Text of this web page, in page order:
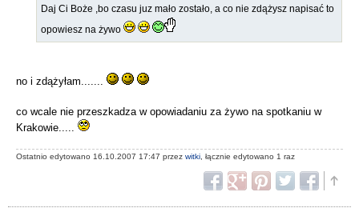
Daj Ci Boże ,bo czasu juz mało zostało, a co nie zdążysz napisać to
opowiesz na żywo
no i zdążyłam.......
co wcale nie przeszkadza w opowiadaniu za żywo na spotkaniu w
Krakowie.....
Ostatnio edytowano 16.10.2007 17:47 przez witki , łącznie edytowano 1 raz